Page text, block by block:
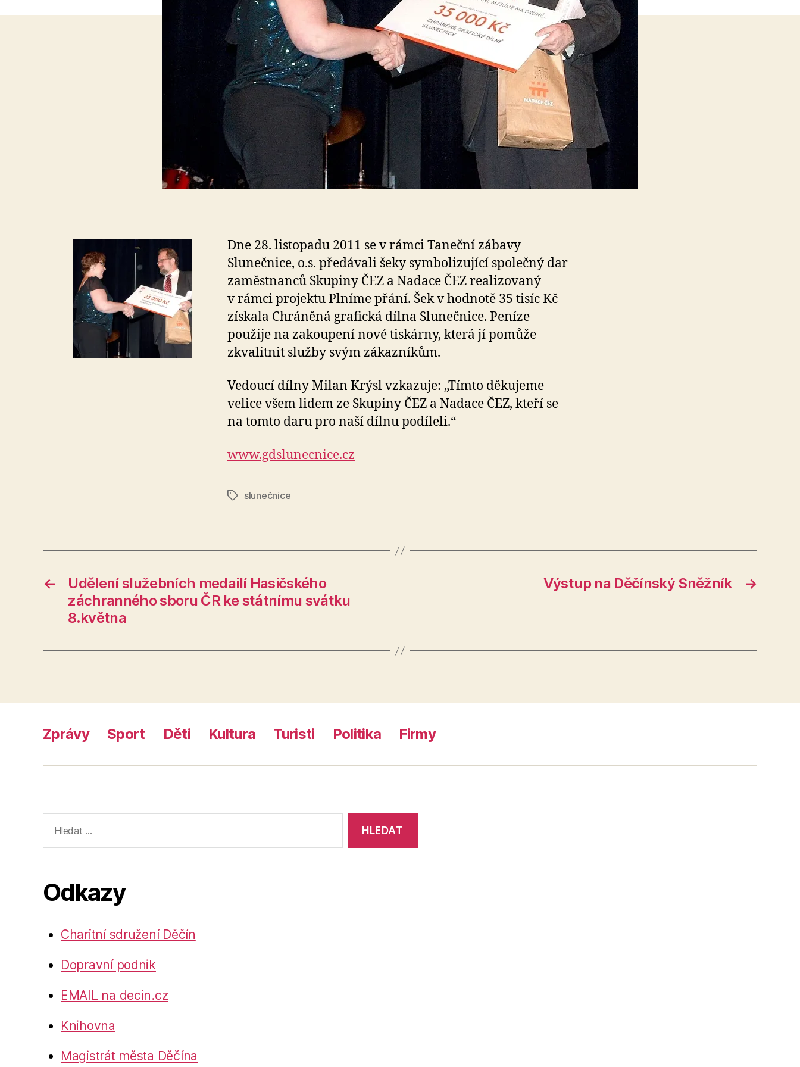
Dne 28. listopadu 2011 se v rámci Taneční zábavy
Slunečnice, o.s. předávali šeky symbolizující společný dar
zaměstnanců Skupiny ČEZ a Nadace ČEZ realizovaný
v rámci projektu Plníme přání. Šek v hodnotě 35 tisíc Kč
získala Chráněná grafická dílna Slunečnice. Peníze
použije na zakoupení nové tiskárny, která jí pomůže
zkvalitnit služby svým zákazníkům.
Vedoucí dílny Milan Krýsl vzkazuje: „Tímto děkujeme
velice všem lidem ze Skupiny ČEZ a Nadace ČEZ, kteří se
na tomto daru pro naší dílnu podíleli.“
www.gdslunecnice.cz
Štítkyslunečnice
←
Udělení služebních medailí Hasičského
záchranného sboru ČR ke státnímu svátku
8.května
→
Výstup na Děčínský Sněžník
Zprávy Sport Děti Kultura Turisti Politika Firmy
vyhledávání:
Odkazy
Charitní sdružení Děčín
Dopravní podnik
EMAIL na decin.cz
Knihovna
Magistrát města Děčína